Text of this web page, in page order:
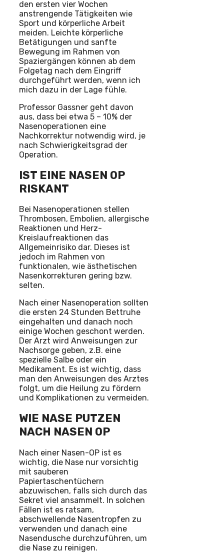
den ersten vier Wochen
anstrengende Tätigkeiten wie
Sport und körperliche Arbeit
meiden. Leichte körperliche
Betätigungen und sanfte
Bewegung im Rahmen von
Spaziergängen können ab dem
Folgetag nach dem Eingriff
durchgeführt werden, wenn ich
mich dazu in der Lage fühle.
Professor Gassner geht davon
aus, dass bei etwa 5 – 10% der
Nasenoperationen eine
Nachkorrektur notwendig wird, je
nach Schwierigkeitsgrad der
Operation.
IST EINE NASEN OP
RISKANT
Bei Nasenoperationen stellen
Thrombosen, Embolien, allergische
Reaktionen und Herz-
Kreislaufreaktionen das
Allgemeinrisiko dar. Dieses ist
jedoch im Rahmen von
funktionalen, wie ästhetischen
Nasenkorrekturen gering bzw.
selten.
Nach einer Nasenoperation sollten
die ersten 24 Stunden Bettruhe
eingehalten und danach noch
einige Wochen geschont werden.
Der Arzt wird Anweisungen zur
Nachsorge geben, z.B. eine
spezielle Salbe oder ein
Medikament. Es ist wichtig, dass
man den Anweisungen des Arztes
folgt, um die Heilung zu fördern
und Komplikationen zu vermeiden.
WIE NASE PUTZEN
NACH NASEN OP
Nach einer Nasen-OP ist es
wichtig, die Nase nur vorsichtig
mit sauberen
Papiertaschentüchern
abzuwischen, falls sich durch das
Sekret viel ansammelt. In solchen
Fällen ist es ratsam,
abschwellende Nasentropfen zu
verwenden und danach eine
Nasendusche durchzuführen, um
die Nase zu reinigen.